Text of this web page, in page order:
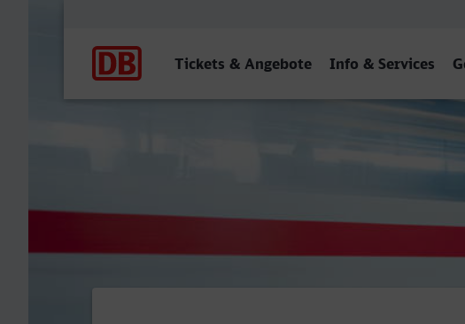
Tickets & Angebote Info & Services